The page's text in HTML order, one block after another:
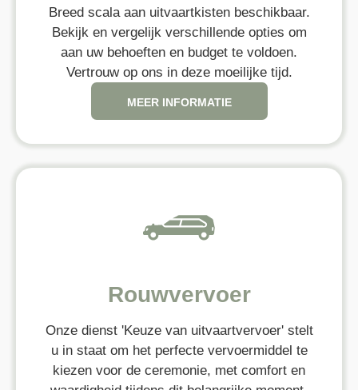
Breed scala aan uitvaartkisten beschikbaar.
Bekijk en vergelijk verschillende opties om
aan uw behoeften en budget te voldoen.
Vertrouw op ons in deze moeilijke tijd.
MEER INFORMATIE
Rouwvervoer
Onze dienst 'Keuze van uitvaartvervoer' stelt
u in staat om het perfecte vervoermiddel te
kiezen voor de ceremonie, met comfort en